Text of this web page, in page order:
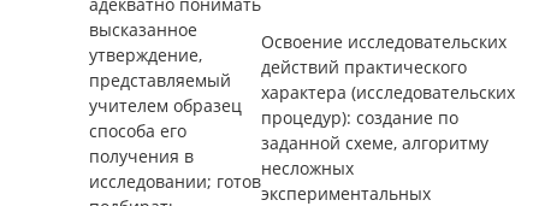
высказанное
утверждение,
представляемый
учителем образец
способа его
получения в
исследовании; готов
Освоение исследовательских
действий практического
характера (исследовательских
процедур): создание по
заданной схеме, алгоритму
несложных
экспериментальных